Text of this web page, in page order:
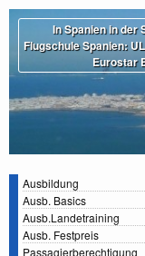
In Spanien in der
Flugschule Spanien:
Eurostar
Ausbildung
Ausb. Basics
Ausb.Landetraining
Ausb. Festpreis
Passagierberechtigung